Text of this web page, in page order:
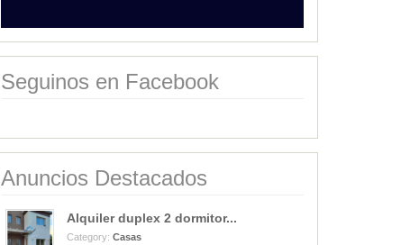
Seguinos en Facebook
Anuncios Destacados
Alquiler duplex 2 dormitor...
Category: Casas